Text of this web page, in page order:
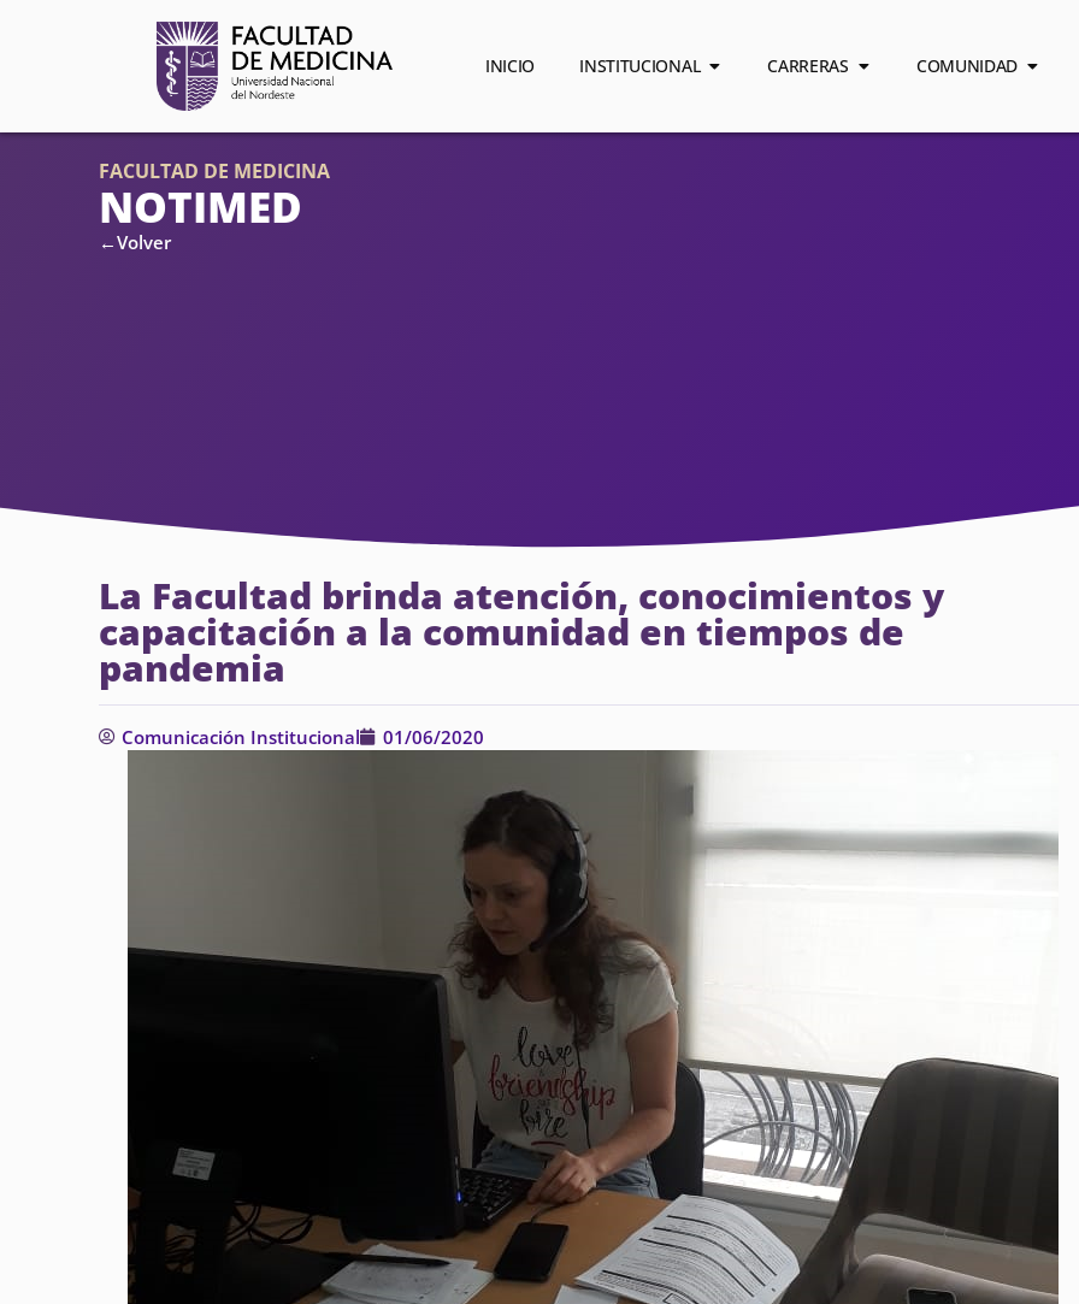
INICIO INSTITUCIONAL CARRERAS COMUNIDAD
FACULTAD DE MEDICINA
NOTIMED
←Volver
La Facultad brinda atención, conocimientos y
capacitación a la comunidad en tiempos de
pandemia
Comunicación Institucional 01/06/2020